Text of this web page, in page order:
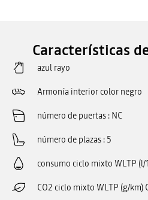
Características
azul rayo
Armonía interior color negro
número de puertas NC
número de plazas 5
consumo ciclo mixto WLTP (l/
CO2 ciclo mixto WLTP (g/km)